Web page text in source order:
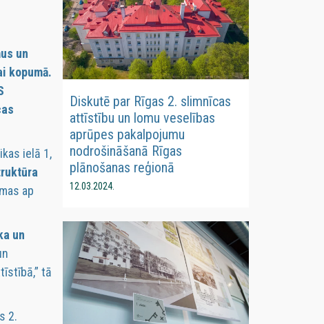
un
kopumā.
ielā 1,
ap
un
tā
2.
Diskutē par Rīgas 2. slimnīcas
attīstību un lomu veselības
aprūpes pakalpojumu
nodrošināšanā Rīgas
plānošanas reģionā
12.03.2024.